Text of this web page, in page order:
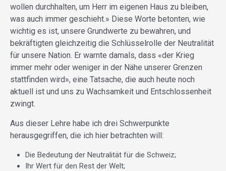
wollen durchhalten, um Herr im eigenen Haus zu bleiben,
was auch immer geschieht.» Diese Worte betonten, wie
wichtig es ist, unsere Grundwerte zu bewahren, und
bekräftigten gleichzeitig die Schlüsselrolle der Neutralität
für unsere Nation. Er warnte damals, dass «der Krieg
immer mehr oder weniger in der Nähe unserer Grenzen
stattfinden wird», eine Tatsache, die auch heute noch
aktuell ist und uns zu Wachsamkeit und Entschlossenheit
zwingt.
Aus dieser Lehre habe ich drei Schwerpunkte
herausgegriffen, die ich hier betrachten will:
Die Bedeutung der Neutralität für die Schweiz;
Ihr Wert für den Rest der Welt;